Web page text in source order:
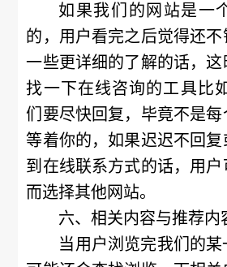
如果我们的网站是一
的，用户看完之后觉得还
一些更详细的了解的话，
找一下在线咨询的工具比
们要尽快回复，毕竟不是
等着你的，如果迟迟不回
到在线联系方式的话，用
而选择其他网站。
六、相关内容与推荐内
当用户浏览完我们的